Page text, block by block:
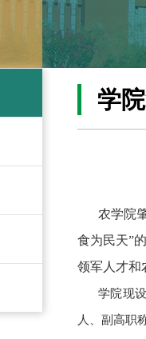
学
农学院
食为民天”
领军人才和
学院现
人、副高职